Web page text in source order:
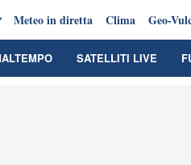
Meteo in diretta Clima Geo-
SATELLITI LIVE